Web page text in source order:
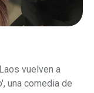
vuelven a
una comedia de